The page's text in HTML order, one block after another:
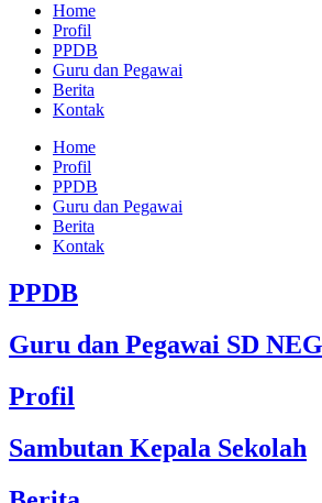
Home
Profil
PPDB
Guru dan Pegawai
Berita
Kontak
Home
Profil
PPDB
Guru dan Pegawai
Berita
Kontak
PPDB
Guru dan Pegawai SD
Profil
Sambutan Kepala Sekolah